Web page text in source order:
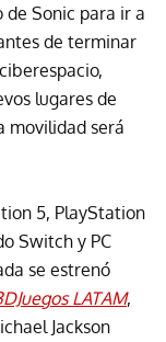
Sonic para ir a
de terminar
lugares de
movilidad será
5, PlayStation
Switch y PC
se estrenó
LATAM,
Jackson